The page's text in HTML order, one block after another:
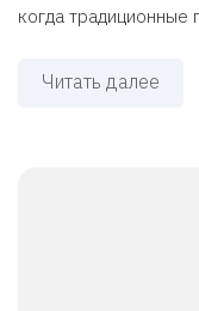
когда традиционные
Читать далее